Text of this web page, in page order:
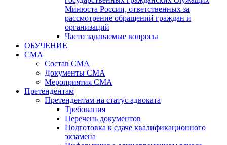
Минюста России, ответственных за
рассмотрение обращений граждан и
организаций
Часто задаваемые вопросы
ОБУЧЕНИЕ
СМА
Состав СМА
Документы СМА
Мероприятия СМА
Претендентам
Претендентам на статус адвоката
Требования
Перечень документов
Подготовка к сдаче квалификационного
экзамена